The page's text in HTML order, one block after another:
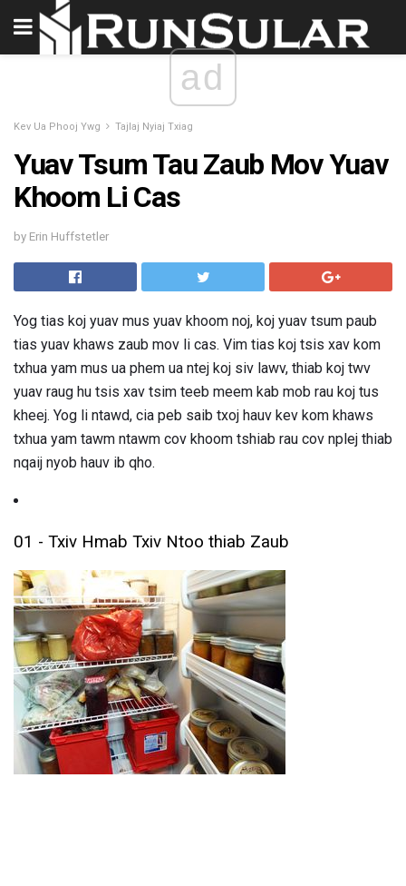
ad
Kev Ua Phooj Ywg Tajlaj Nyiaj Txiag
Yuav Tsum Tau Zaub Mov Yuav
Khoom Li Cas
by Erin Huffstetler
Yog tias koj yuav mus yuav khoom noj, koj yuav tsum paub
tias yuav khaws zaub mov li cas. Vim tias koj tsis xav kom
txhua yam mus ua phem ua ntej koj siv lawv, thiab koj twv
yuav raug hu tsis xav tsim teeb meem kab mob rau koj tus
kheej. Yog li ntawd, cia peb saib txoj hauv kev kom khaws
txhua yam tawm ntawm cov khoom tshiab rau cov nplej thiab
nqaij nyob hauv ib qho.
01 - Txiv Hmab Txiv Ntoo thiab Zaub